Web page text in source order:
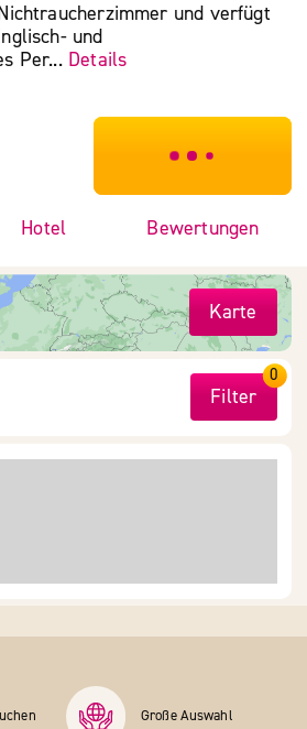
und verfügt
und
Per... Details
***************
Hotel Bewertungen
Karte
Filter
0
Große Auswahl